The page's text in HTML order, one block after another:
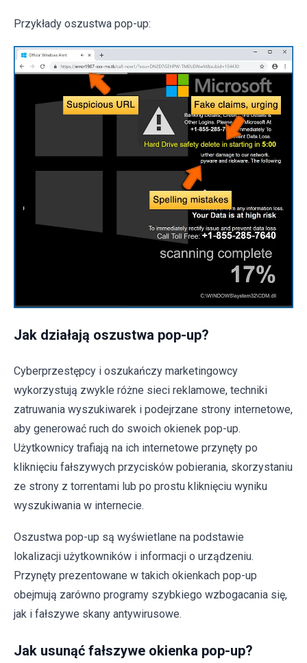
Przykłady oszustwa pop-up:
Jak działają oszustwa pop-up?
Cyberprzestępcy i oszukańczy marketingowcy
wykorzystują zwykle różne sieci reklamowe, techniki
zatruwania wyszukiwarek i podejrzane strony internetowe,
aby generować ruch do swoich okienek pop-up.
Użytkownicy trafiają na ich internetowe przynęty po
kliknięciu fałszywych przycisków pobierania, skorzystaniu
ze strony z torrentami lub po prostu kliknięciu wyniku
wyszukiwania w internecie.
Oszustwa pop-up są wyświetlane na podstawie
lokalizacji użytkowników i informacji o urządzeniu.
Przynęty prezentowane w takich okienkach pop-up
obejmują zarówno programy szybkiego wzbogacania się,
jak i fałszywe skany antywirusowe.
Jak usunąć fałszywe okienka pop-up?